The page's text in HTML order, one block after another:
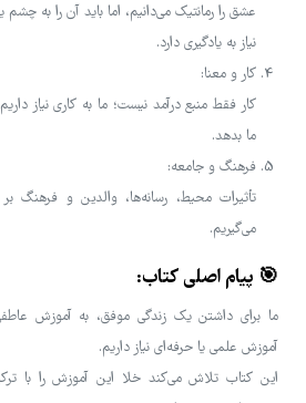
عشق را رمانتیک می‌دانیم، اما باید آن را به چشم
نیاز به یادگیری دارد.
کار و معنا:
کار فقط منبع درآمد نیست؛ ما به کاری نیاز
ما بدهد.
فرهنگ و جامعه:
تأثیرات محیط، رسانه‌ها، والدین و فرهنگ
می‌گیریم.
🎯 پیام اصلی کتاب:
ما برای داشتن یک زندگی موفق، به آموزش
آموزش علمی یا حرفه‌ای نیاز داریم.
این کتاب تلاش می‌کند خلا این آموزش را با